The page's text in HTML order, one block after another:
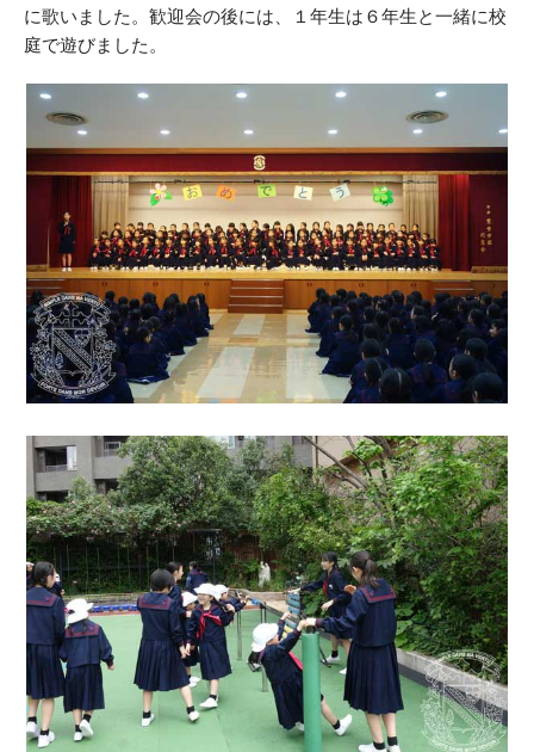
に歌いました。歓迎会の後には、１年生は６年生と一緒に校
庭で遊びました。